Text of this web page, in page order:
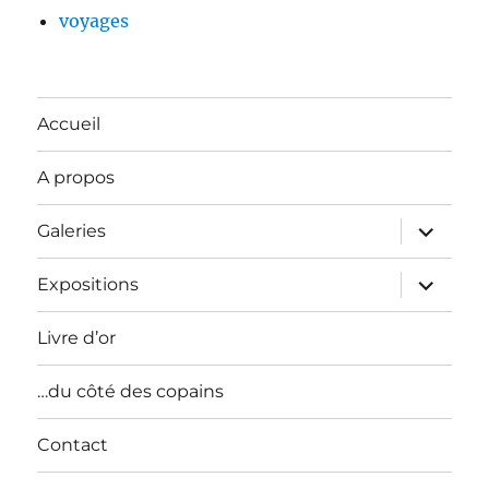
voyages
Accueil
A propos
Galeries
ouvrir
le
sous-
menu
Expositions
ouvrir
le
sous-
Livre d’or
…du côté des copains
Contact